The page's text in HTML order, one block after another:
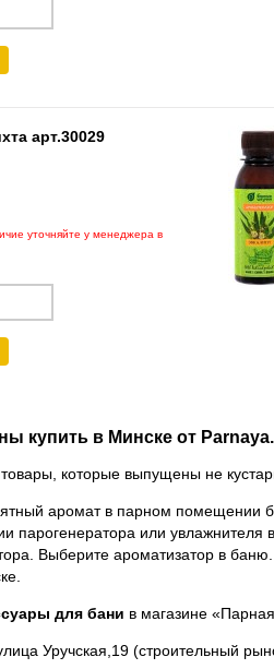
арт.30029
уточняйте у менеджера в
купить в Минске от
которые выпущены не
аромат в парном помещении
парогенератора или
Выберите ароматизатор в баню.
для бани в магазине
Уручская,19 (строительный